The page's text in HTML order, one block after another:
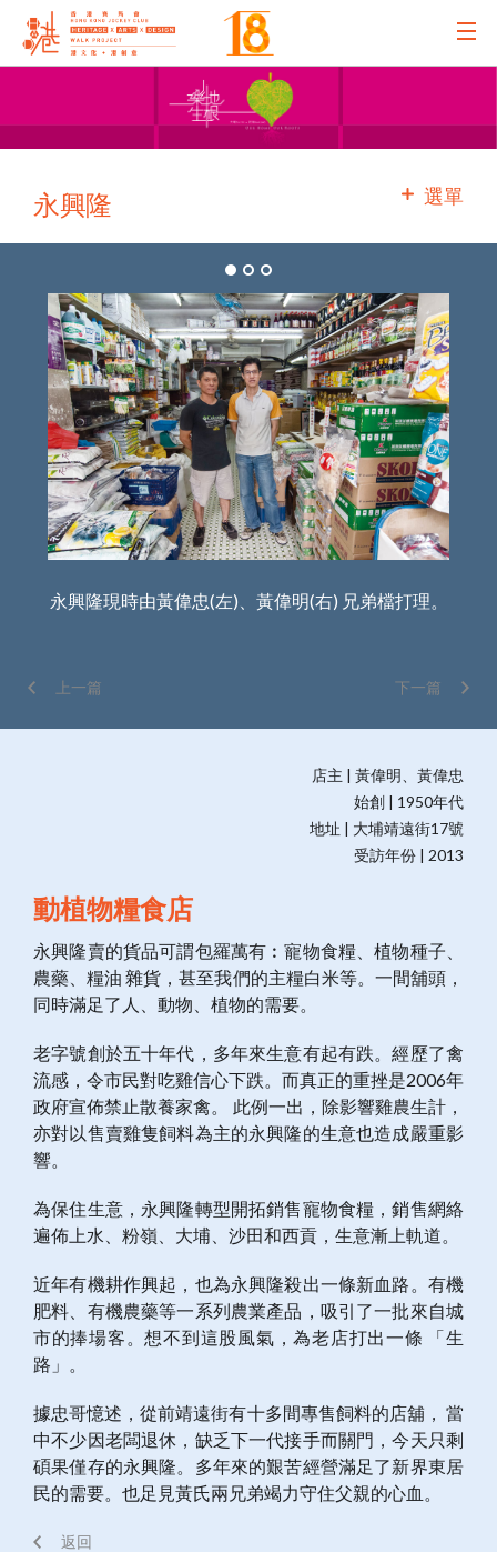
主辦機構
選單
永興隆
永興隆現時由黃偉忠(左)、黃偉明(右) 兄弟檔打理。
下一篇
上一篇
店主 | 黃偉明、黃偉忠
始創 | 1950年代
地址 | 大埔靖遠街17號
受訪年份 | 2013
動植物糧食店
永興隆賣的貨品可謂包羅萬有︰寵物食糧、植物種子、
農藥、糧油 雜貨，甚至我們的主糧白米等。一間舖頭，
同時滿足了人、動物、植物的需要。
老字號創於五十年代，多年來生意有起有跌。經歷了禽
流感，令市民對吃雞信心下跌。而真正的重挫是2006年
政府宣佈禁止散養家禽。 此例一出，除影響雞農生計，
亦對以售賣雞隻飼料為主的永興隆的生意也造成嚴重影
響。
為保住生意，永興隆轉型開拓銷售寵物食糧，銷售網絡
遍佈上水、粉嶺、大埔、沙田和西貢，生意漸上軌道。
近年有機耕作興起，也為永興隆殺出一條新血路。有機
肥料、有機農藥等一系列農業產品，吸引了一批來自城
市的捧場客。想不到這股風氣，為老店打出一條 「生
路」。
據忠哥憶述，從前靖遠街有十多間專售飼料的店舖， 當
中不少因老闆退休，缺乏下一代接手而關門，今天只剩
碩果僅存的永興隆。多年來的艱苦經營滿足了新界東居
民的需要。也足見黃氏兩兄弟竭力守住父親的心血。
返回